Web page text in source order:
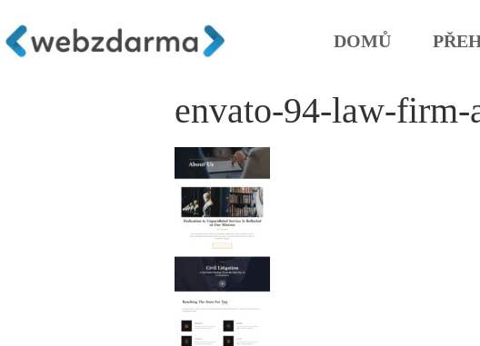
DOMŮ
envato-94-law-firm-